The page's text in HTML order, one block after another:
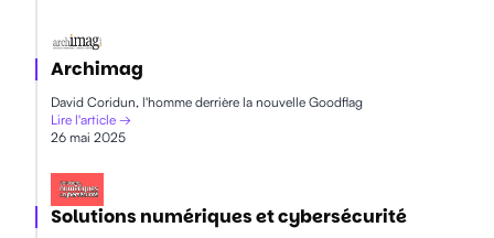
Archimag
David Coridun, l'homme derrière la nouvelle Goodflag
Lire l'article →
26 mai 2025
Solutions numériques et cybersécurité